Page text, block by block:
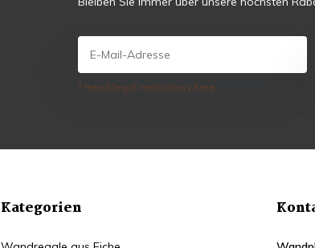
* Read legal restrictions here
Kategorien